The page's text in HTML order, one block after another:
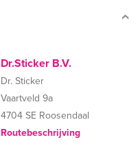
Dr.Sticker B.V.
Dr. Sticker
Vaartveld 9a
4704 SE Roosendaal
Routebeschrijving